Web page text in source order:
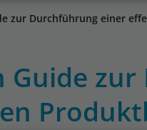
zur Durchführung einer
Guide